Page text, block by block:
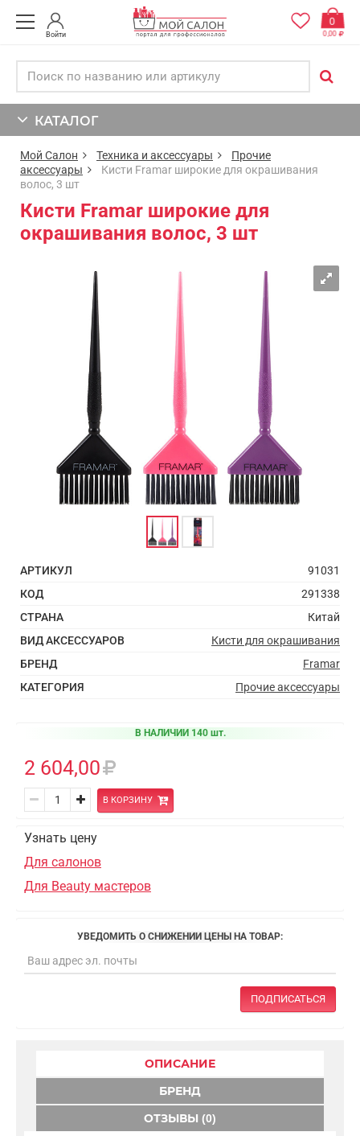
Войти
0
0,00
КАТАЛОГ
Мой Салон Техника и аксессуары
Прочие
аксессуары
Кисти Framar широкие для окрашивания
волос, 3 шт
Кисти Framar широкие для
окрашивания волос, 3 шт
АРТИКУЛ
91031
КОД
291338
СТРАНА
Китай
ВИД АКСЕССУАРОВ
Кисти для окрашивания
БРЕНД
Framar
КАТЕГОРИЯ
Прочие аксессуары
В НАЛИЧИИ 140 шт.
2 604,00
В КОРЗИНУ
Узнать цену
Для салонов
Для Beauty мастеров
УВЕДОМИТЬ О СНИЖЕНИИ ЦЕНЫ НА ТОВАР:
ПОДПИСАТЬСЯ
ОПИСАНИЕ
БРЕНД
ОТЗЫВЫ (0)